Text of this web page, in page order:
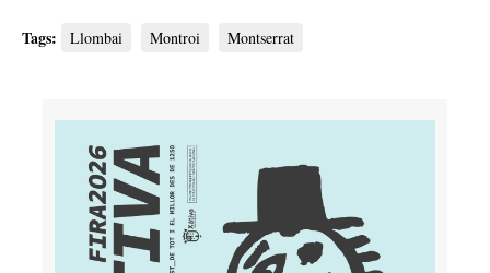
Tags: Llombai Montroi Montserrat